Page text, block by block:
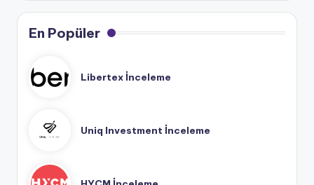
En Popüler
Libertex İnceleme
Uniq Investment İnceleme